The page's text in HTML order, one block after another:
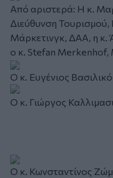
Από αριστερά: Η κ.
Διεύθυνση Τουρισμού,
Μάρκετινγκ, ΔΑΑ, η κ.
ο κ. Stefan Merkenhof,
Ο κ. Ευγένιος
Ο κ. Γιώργος
Ο κ. Κωνσταντίνος